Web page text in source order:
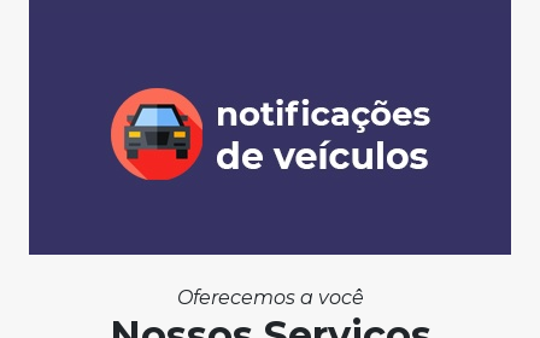
Oferecemos a você